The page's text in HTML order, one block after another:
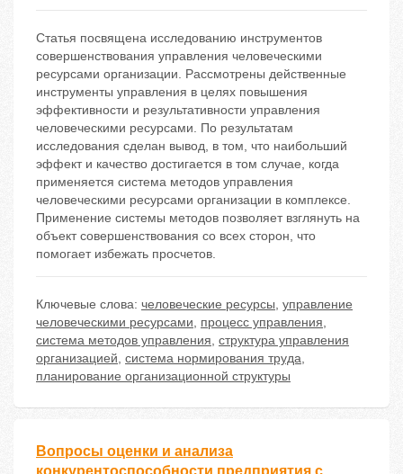
Cтатья посвящена исследованию инструментов
совершенствования управления человеческими
ресурсами организации. Рассмотрены действенные
инструменты управления в целях повышения
эффективности и результативности управления
человеческими ресурсами. По результатам
исследования сделан вывод, в том, что наибольший
эффект и качество достигается в том случае, когда
применяется система методов управления
человеческими ресурсами организации в комплексе.
Применение системы методов позволяет взглянуть на
объект совершенствования со всех сторон, что
помогает избежать просчетов.
Ключевые слова: человеческие ресурсы, управление
человеческими ресурсами, процесс управления,
система методов управления, структура управления
организацией, система нормирования труда,
планирование организационной структуры
Вопросы оценки и анализа